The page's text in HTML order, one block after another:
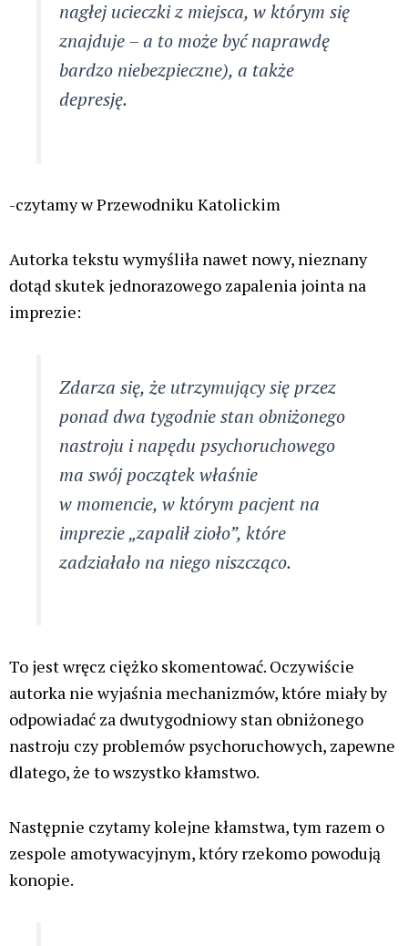
wpływ będą miały konopie na
konkretną osobę. Nikt z nas nie wie
też, jakie ma tendencje do chorób i
zaburzeń psychicznych – mogą one
Jednym z nich może być właśnie
kontakt z marihuaną.
kilkurazowe zapalenie marihuany będzie skutkować
zniszczonym mózgiem i głęboką depresją.
To jest potężne kłamstwo oraz dowód na kompletny
brak jakichkolwiek zdolności dziennikarskich pani
Angeliki Szelągowskiej-Mironiuk.
Marihuana działa na mózg neuroprotekcyjnie,
jednorazowe spożyciejakiejkolwiek używki nie
doprowadzi samo w sobie do, jak to opisała autorka,
„ciężkiej depresji”, ciężko to się takie bzdury
komentuje.
stosowanie konopi wiąże się z nawracającymi
stanami zapalnymi dróg oddechowych – co jest
oczywiście kolejnym kłamstwem. Ciekawi mnie